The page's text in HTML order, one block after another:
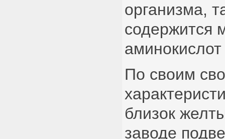
организма,
содержится
По своим
близок
заводе